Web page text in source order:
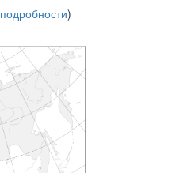
подробности)